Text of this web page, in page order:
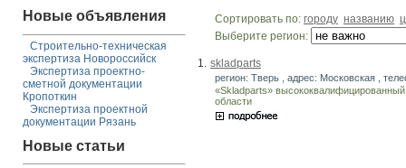
Новые объявления
Строительно-техническая
экспертиза Новороссийск
Экспертиза проектно-
сметной документации
Кропоткин
Экспертиза проектной
документации Рязань
Новые статьи
Сортировать по: городу названию
Выберите регион:
1. skladparts
регион: Тверь , адрес: Московская ,
«Skladparts»
области